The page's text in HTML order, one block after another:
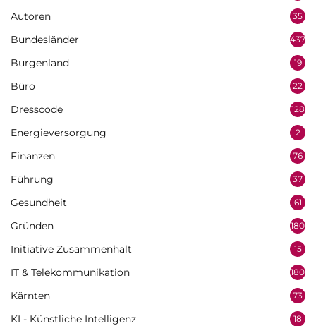
Autoren 35
Bundesländer 437
Burgenland 19
Büro 22
Dresscode 128
Energieversorgung 2
Finanzen 76
Führung 37
Gesundheit 61
Gründen 180
Initiative Zusammenhalt 15
IT & Telekommunikation 180
Kärnten 73
KI - Künstliche Intelligenz 18